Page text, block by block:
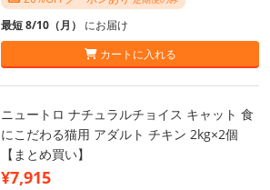
最短 8/10（月） にお届け
カートに入れる
ニュートロ ナチュラルチョイス キャット 食
にこだわる猫用 アダルト チキン 2kg×2個
【まとめ買い】
¥7,915